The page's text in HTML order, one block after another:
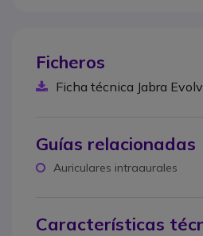
Ficheros
Ficha técnica Jabra
Guías relacionadas
Auriculares intraaurales
Características